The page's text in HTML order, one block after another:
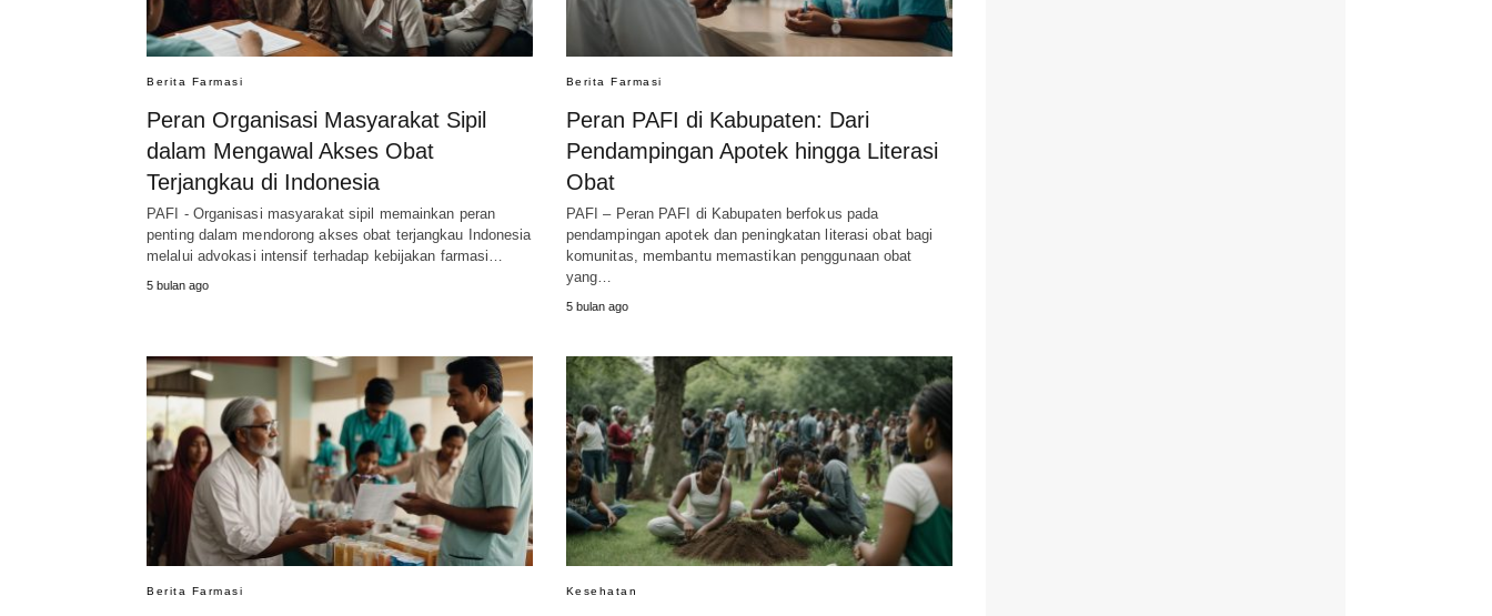
Berita Farmasi
Peran Organisasi Masyarakat Sipil
dalam Mengawal Akses Obat
Terjangkau di Indonesia
PAFI - Organisasi masyarakat sipil memainkan peran
penting dalam mendorong akses obat terjangkau Indonesia
melalui advokasi intensif terhadap kebijakan farmasi…
5 bulan ago
Berita Farmasi
Peran PAFI di Kabupaten: Dari
Pendampingan Apotek hingga Literasi
Obat
PAFI – Peran PAFI di Kabupaten berfokus pada
pendampingan apotek dan peningkatan literasi obat bagi
komunitas, membantu memastikan penggunaan obat
yang…
5 bulan ago
Berita Farmasi Kesehatan